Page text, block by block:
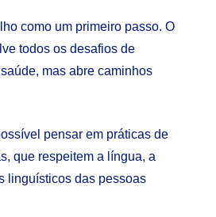
como um primeiro passo. O
todos os desafios de
mas abre caminhos
pensar em práticas de
que respeitem a língua, a
linguísticos das pessoas